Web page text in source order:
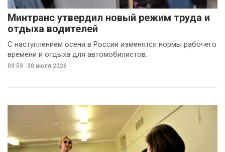
Минтранс утвердил новый режим труда и
отдыха водителей
С наступлением осени в России изменятся нормы рабочего
времени и отдыха для автомобилистов.
09:59 30 июля 2026